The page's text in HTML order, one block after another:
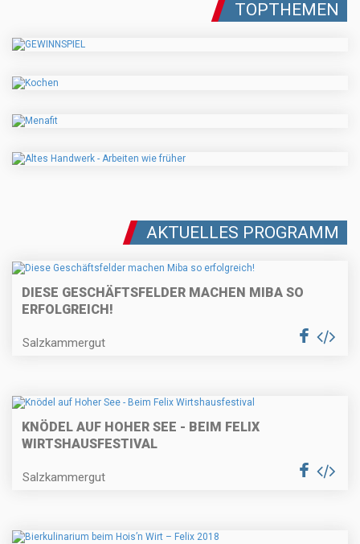
TOPTHEMEN
AKTUELLES PROGRAMM
DIESE GESCHÄFTSFELDER MACHEN MIBA SO
ERFOLGREICH!
Salzkammergut
KNÖDEL AUF HOHER SEE - BEIM FELIX
WIRTSHAUSFESTIVAL
Salzkammergut